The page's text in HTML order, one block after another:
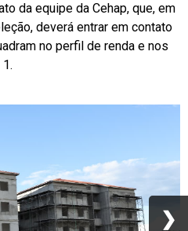
da equipe da Cehap, que, em
deverá entrar em contato
no perfil de renda e nos
❯
❯